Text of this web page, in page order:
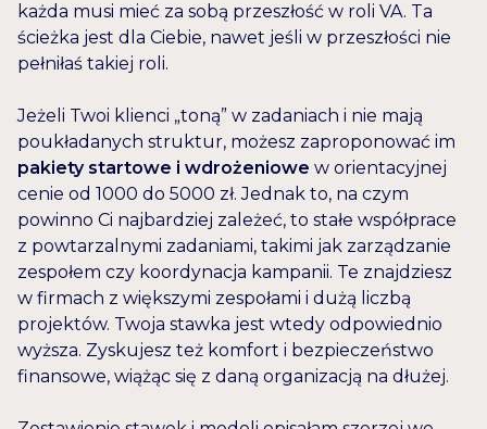
każda musi mieć za sobą przeszłość w roli VA. Ta
ścieżka jest dla Ciebie, nawet jeśli w przeszłości nie
pełniłaś takiej roli.
Jeżeli Twoi klienci „toną” w zadaniach i nie mają
poukładanych struktur, możesz zaproponować im
pakiety startowe i wdrożeniowe w orientacyjnej
cenie od 1000 do 5000 zł. Jednak to, na czym
powinno Ci najbardziej zależeć, to stałe współprace
z powtarzalnymi zadaniami, takimi jak zarządzanie
zespołem czy koordynacja kampanii. Te znajdziesz
w firmach z większymi zespołami i dużą liczbą
projektów. Twoja stawka jest wtedy odpowiednio
wyższa. Zyskujesz też komfort i bezpieczeństwo
finansowe, wiążąc się z daną organizacją na dłużej.